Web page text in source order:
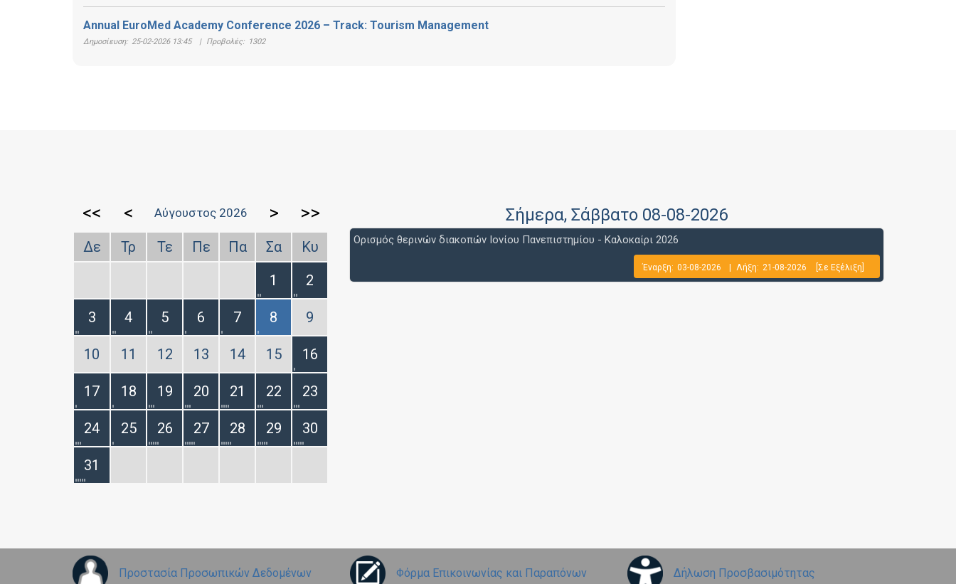
Annual EuroMed Academy Conference 2026 – Track: Tourism Management
Δημοσίευση: 25-02-2026 13:45 | Προβολές: 1302
<< < Αύγουστος 2026 > >>
Δε Τρ Τε Πε Πα Σα
Κυ
1
2
3 4 5 6 7 8 9
10 11 12 13 14 15 16
17 18 19 20 21 22 23
24 25 26 27 28 29 30
31
Σήμερα, Σάββατο 08-08-2026
Ορισμός θερινών διακοπών Ιονίου Πανεπιστημίου - Καλοκαίρι 2026
Έναρξη: 03-08-2026 | Λήξη: 21-08-2026 [Σε Εξέλιξη]
Προστασία Προσωπικών Δεδομένων Φόρμα Επικοινωνίας και Παραπόνων Δήλωση Προσβασιμότητας